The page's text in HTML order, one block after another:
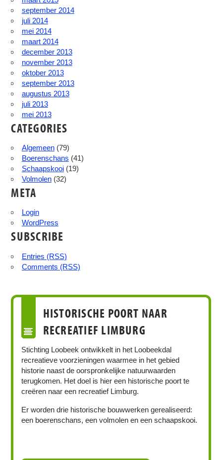
september 2014
juli 2014
mei 2014
maart 2014
december 2013
november 2013
oktober 2013
september 2013
augustus 2013
juli 2013
mei 2013
CATEGORIES
Algemeen(79)
Boerenschans (41)
Schaapskooi(19)
Volmolen(32)
META
Login
WordPress
SUBSCRIBE
Entries (RSS)
Comments (RSS)
HISTORISCHE POORT NAAR
RECREATIEF LIMBURG
Stichting Loobeek ontwikkelt in het Loobeekdal
recreatieve voorzieningen waarmee in het gebied
historie naast de oorspronkelijke natuurwaarden
terugkomen. Het doel is hier een historische poort te
creëren naar een recreatief Limburg.
Er worden drie historische bouwwerken gerealiseerd:
een boerenschans, een volmolen en een schaapskooi.